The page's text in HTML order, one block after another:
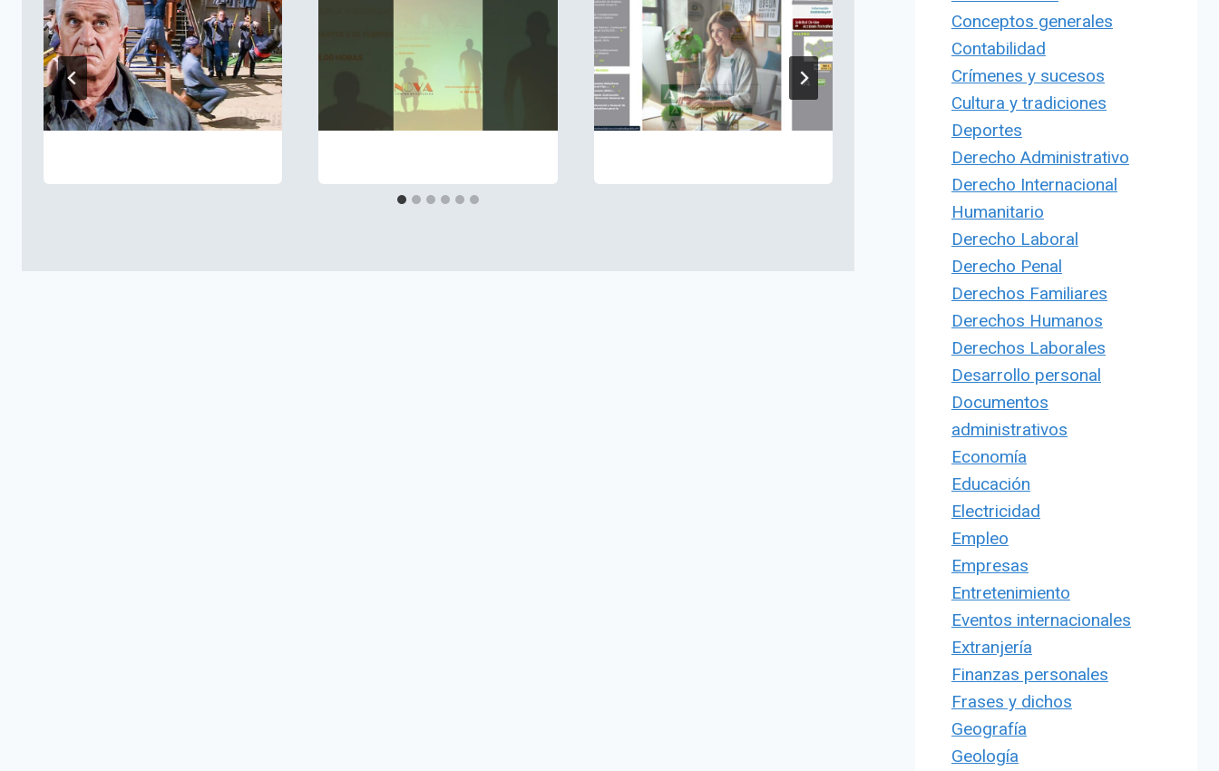
Conceptos generales
Contabilidad
Crímenes y sucesos
Cultura y tradiciones
Deportes
Derecho Administrativo
Derecho Internacional
Humanitario
Derecho Laboral
Derecho Penal
Derechos Familiares
Derechos Humanos
Derechos Laborales
Desarrollo personal
Documentos
administrativos
Economía
Educación
Electricidad
Empleo
Empresas
Entretenimiento
Eventos internacionales
Extranjería
Finanzas personales
Frases y dichos
Geografía
Geología